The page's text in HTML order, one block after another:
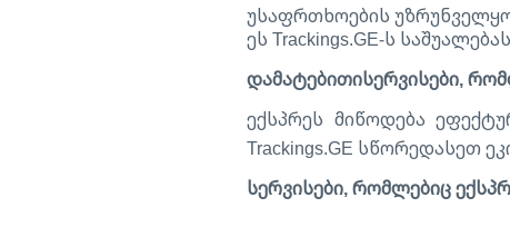
უსაფრთხოების
ეს Trackings.GE-ს
დამატებითისერვისები,
ექსპრეს მიწოდება
Trackings.GE სწორედასეთ
სერვისები, რომლებიც